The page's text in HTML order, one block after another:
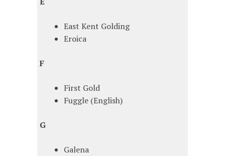
East Kent Golding
Eroica
F
First Gold
Fuggle (English)
G
Galena